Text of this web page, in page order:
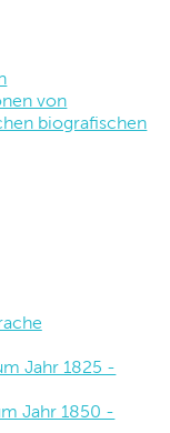
von
biografischen
Jahr 1825 -
Jahr 1850 -